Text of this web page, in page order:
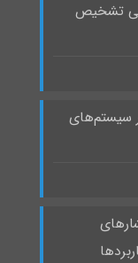
تشخیص
سیستم‌های